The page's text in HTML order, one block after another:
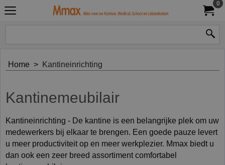
0
Home > Kantineinrichting
Kantinemeubilair
Kantineinrichting - De kantine is een belangrijke plek om uw
medewerkers bij elkaar te brengen. Een goede pauze levert
u meer productiviteit op en meer werkplezier. Mmax biedt u
dan ook een zeer breed assortiment comfortabel